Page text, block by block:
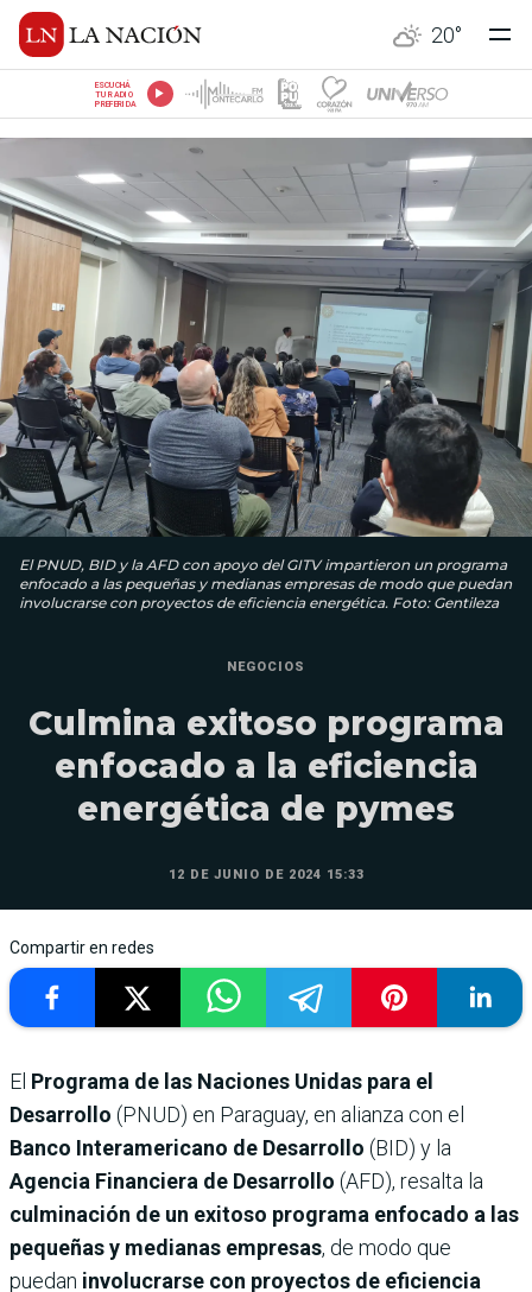
20°
ESCUCHÁ
TU RADIO
PREFERIDA
El PNUD, BID y la AFD con apoyo del GITV impartieron un programa
enfocado a las pequeñas y medianas empresas de modo que puedan
involucrarse con proyectos de eficiencia energética. Foto: Gentileza
NEGOCIOS
Culmina exitoso programa
enfocado a la eficiencia
energética de pymes
12 DE JUNIO DE 2024 15:33
Compartir en redes
El Programa de las Naciones Unidas para el
Desarrollo (PNUD) en Paraguay, en alianza con el
Banco Interamericano de Desarrollo (BID) y la
Agencia Financiera de Desarrollo (AFD), resalta la
culminación de un exitoso programa enfocado a las
pequeñas y medianas empresas, de modo que
puedan involucrarse con proyectos de eficiencia